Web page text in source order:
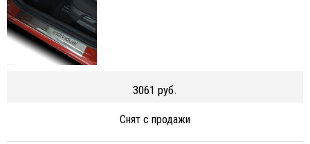
3061 руб.
Снят с продажи